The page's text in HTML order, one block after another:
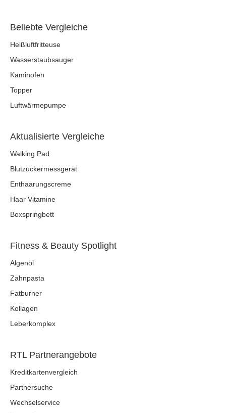
Beliebte Vergleiche
Heißluftfritteuse
Wasserstaubsauger
Kaminofen
Topper
Luftwärmepumpe
Aktualisierte Vergleiche
Walking Pad
Blutzuckermessgerät
Enthaarungscreme
Haar Vitamine
Boxspringbett
Fitness & Beauty Spotlight
Algenöl
Zahnpasta
Fatburner
Kollagen
Leberkomplex
RTL Partnerangebote
Kreditkartenvergleich
Partnersuche
Wechselservice